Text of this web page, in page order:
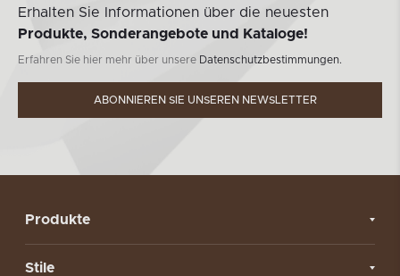
Erhalten Sie Informationen über die neuesten
Produkte, Sonderangebote und Kataloge!
Erfahren Sie hier mehr über unsere Datenschutzbestimmungen.
ABONNIEREN SIE UNSEREN NEWSLETTER
Produkte
Stile